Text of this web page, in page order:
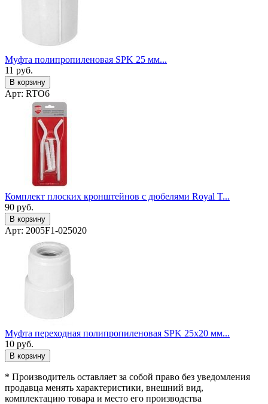
Муфта полипропиленовая SPK 25 мм...
11 руб.
В корзину
Арт: RTO6
Комплект плоских кронштейнов с дюбелями Royal T...
90 руб.
В корзину
Арт: 2005F1-025020
Муфта переходная полипропиленовая SPK 25x20 мм...
10 руб.
В корзину
* Производитель оставляет за собой право без уведомления
продавца менять характеристики, внешний вид,
комплектацию товара и место его производства